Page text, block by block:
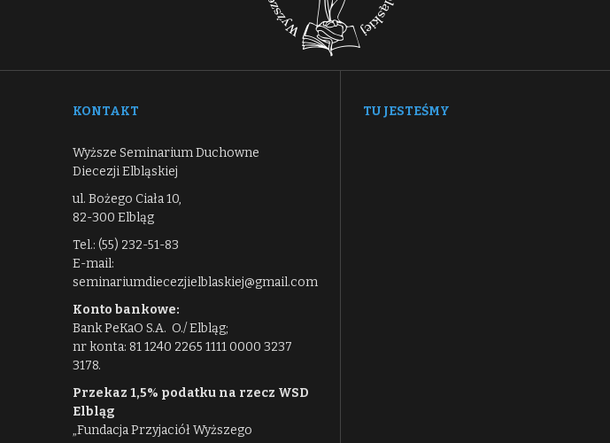
KONTAKT
Wyższe Seminarium Duchowne
Diecezji Elbląskiej
ul. Bożego Ciała 10,
82-300 Elbląg
Tel.: (55) 232-51-83
E-mail:
seminariumdiecezjielblaskiej@gmail.com
Konto bankowe:
Bank PeKaO S.A. O./ Elbląg;
nr konta: 81 1240 2265 1111 0000 3237
3178.
Przekaz 1,5% podatku na rzecz WSD
Elbląg
„Fundacja Przyjaciół Wyższego
TU JESTEŚMY